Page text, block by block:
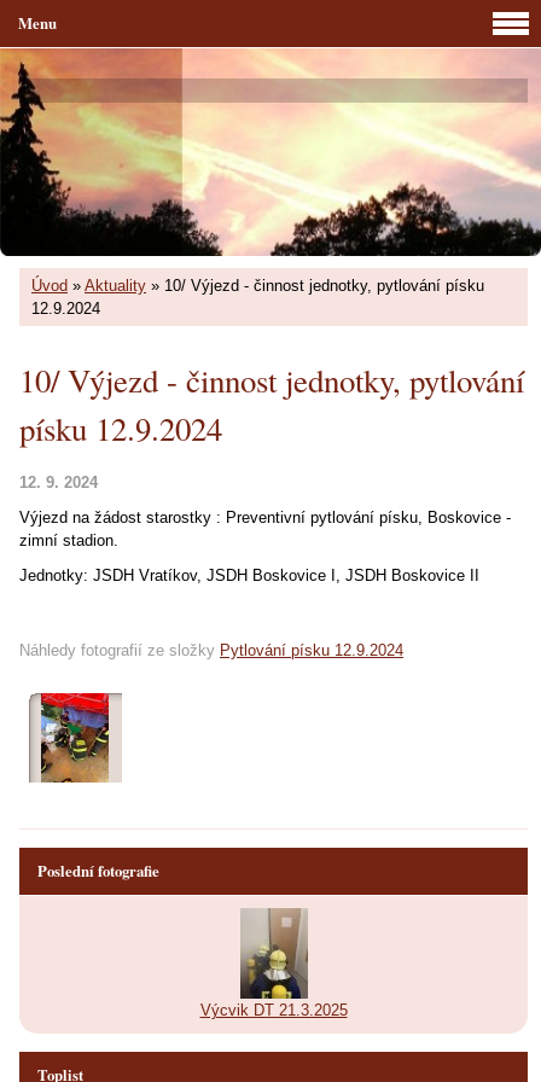
Úvod » Aktuality » 10/ Výjezd - činnost jednotky, pytlování písku
12.9.2024
10/ Výjezd - činnost jednotky, pytlování
písku 12.9.2024
12. 9. 2024
Výjezd na žádost starostky : Preventivní pytlování písku, Boskovice -
zimní stadion.
Jednotky: JSDH Vratíkov, JSDH Boskovice I, JSDH Boskovice II
Náhledy fotografií ze složky Pytlování písku 12.9.2024
Menu
Poslední fotografie
Výcvik DT 21.3.2025
Toplist